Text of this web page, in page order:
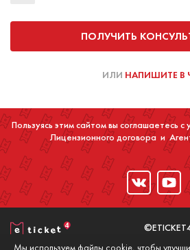
ПОЛУЧИТЬ
ИЛИ НАПИШИТЕ В
Пользуясь этим сайтом вы соглашаетесь
Лицензионного договора и
Мы используем файлы cookie, чтобы